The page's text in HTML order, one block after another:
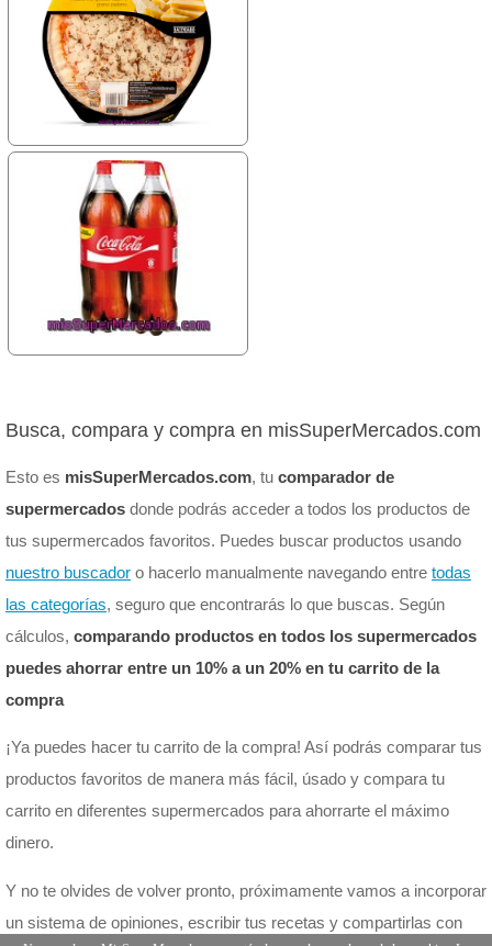
Busca, compara y compra en misSuperMercados.com
Esto es misSuperMercados.com, tu comparador de
supermercados donde podrás acceder a todos los productos de
tus supermercados favoritos. Puedes buscar productos usando
nuestro buscador o hacerlo manualmente navegando entre todas
las categorías, seguro que encontrarás lo que buscas. Según
cálculos, comparando productos en todos los supermercados
puedes ahorrar entre un 10% a un 20% en tu carrito de la
compra
¡Ya puedes hacer tu carrito de la compra! Así podrás comparar tus
productos favoritos de manera más fácil, úsado y compara tu
carrito en diferentes supermercados para ahorrarte el máximo
dinero.
Y no te olvides de volver pronto, próximamente vamos a incorporar
un sistema de opiniones, escribir tus recetas y compartirlas con